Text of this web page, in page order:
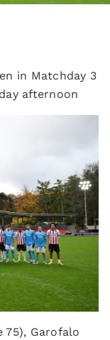
in Matchday 3
afternoon
75), Garofalo